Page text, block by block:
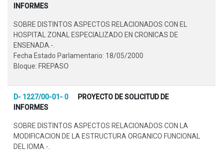
INFORMES
SOBRE DISTINTOS ASPECTOS RELACIONADOS CON EL
HOSPITAL ZONAL ESPECIALIZADO EN CRONICAS DE
ENSENADA.-.
Fecha Estado Parlamentario: 18/05/2000
Bloque: FREPASO
D- 1227/00-01- 0
PROYECTO DE SOLICITUD DE
INFORMES
SOBRE DISTINTOS ASPECTOS RELACIONADOS CON LA
MODIFICACION DE LA ESTRUCTURA ORGANICO FUNCIONAL
DEL IOMA.-.